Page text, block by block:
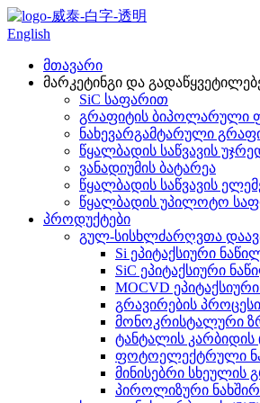
English
მთავარი
მარკეტინგი და
SiC საფარით
გრაფიტის ბიპოლარული
ნახევარგამტარული
წყალბადის საწვავის
ვანადიუმის ბატარეა
წყალბადის საწვავის
წყალბადის უპილოტო
პროდუქტები
გულ-სისხლძარღვთა
Si ეპიტაქსიური
SiC ეპიტაქსიური
MOCVD
გრავირების
მონოკრისტალური
ტანტალის კარბიდის
ფოტოელექტრული
მინისებრი სხეულის
პიროლიზური